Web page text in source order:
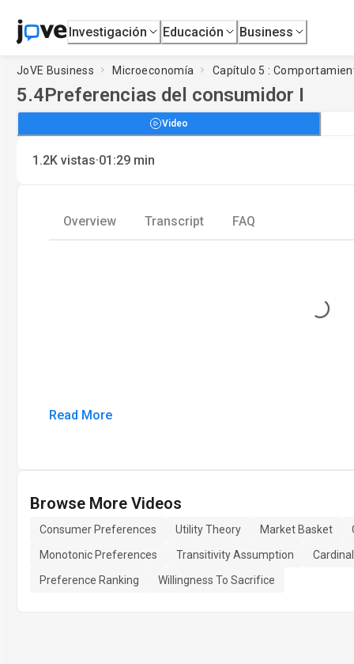
Investigación Educación Business
JoVE Business Microeconomía Capítulo 5 :
5.4Preferencias del consumidor I
Video
1.2K vistas·01:29 min
Overview Transcript FAQ
Loading...
Read More
Browse More Videos
Consumer Preferences Utility Theory Market Basket
Monotonic Preferences
Transitivity Assumption
Preference Ranking
Willingness To Sacrifice